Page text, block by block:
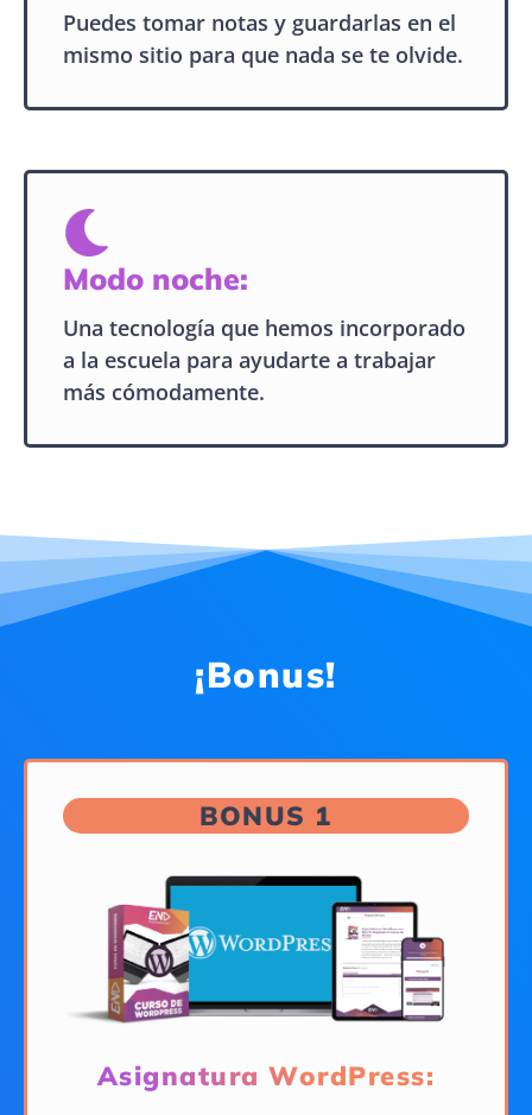
Puedes tomar notas y guardarlas en el
mismo sitio para que nada se te olvide.
Modo noche:
Una tecnología que hemos incorporado
a la escuela para ayudarte a trabajar
más cómodamente.
¡Bonus!
BONUS 1
Asignatura WordPress: